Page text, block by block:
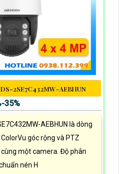
2SE7C432MW-AEBHUN
35%
AEBHUN là dòng
góc rộng và PTZ
một camera. Độ phân
nén H